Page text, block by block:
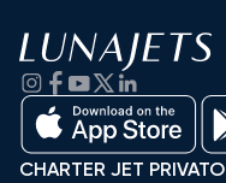
CHARTER JET PRIVATO